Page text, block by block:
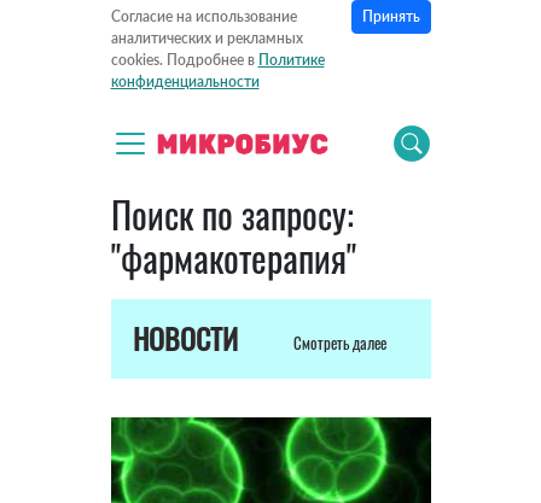
Согласие на использование
аналитических и рекламных
cookies. Подробнее в Политике
конфиденциальности
Принять
Поиск по запросу:
"фармакотерапия"
НОВОСТИ Смотреть далее